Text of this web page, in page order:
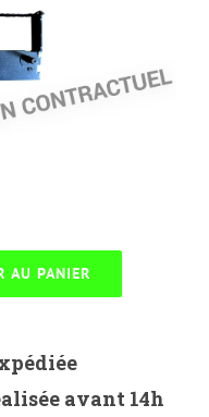
AU PANIER
avant 14h